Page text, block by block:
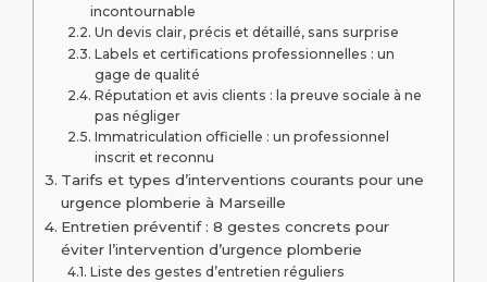
incontournable
Un devis clair, précis et détaillé, sans surprise
Labels et certifications professionnelles : un
gage de qualité
Réputation et avis clients : la preuve sociale à ne
pas négliger
Immatriculation officielle : un professionnel
inscrit et reconnu
Tarifs et types d’interventions courants pour une
urgence plomberie à Marseille
Entretien préventif : 8 gestes concrets pour
éviter l’intervention d’urgence plomberie
Liste des gestes d’entretien réguliers